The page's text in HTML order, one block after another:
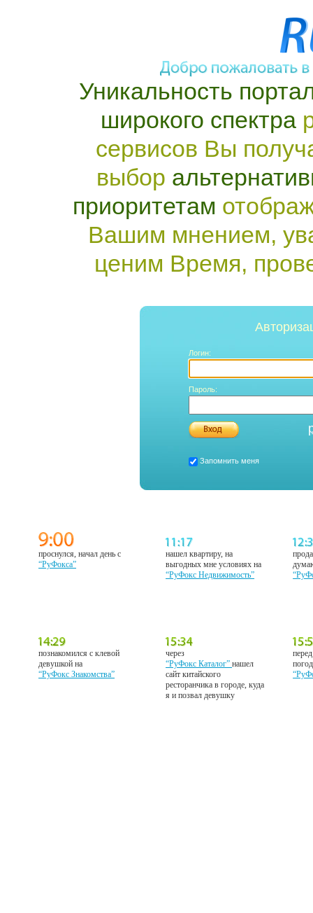
Уникальность
широкого спектра
сервисов Вы
выбор
приоритетам
Вашим мнением,
ценим Время,
Логин:
Пароль:
Запомнить меня
проснулся, начал день с
“РуФокса”
нашел квартиру, на
выгодных мне условиях на
“РуФокс Недвижимость”
познакомился с клевой
девушкой на
“РуФокс Знакомства”
через
“РуФокс Каталог”нашел
сайт китайского
ресторанчика в городе, куда
я и позвал девушку